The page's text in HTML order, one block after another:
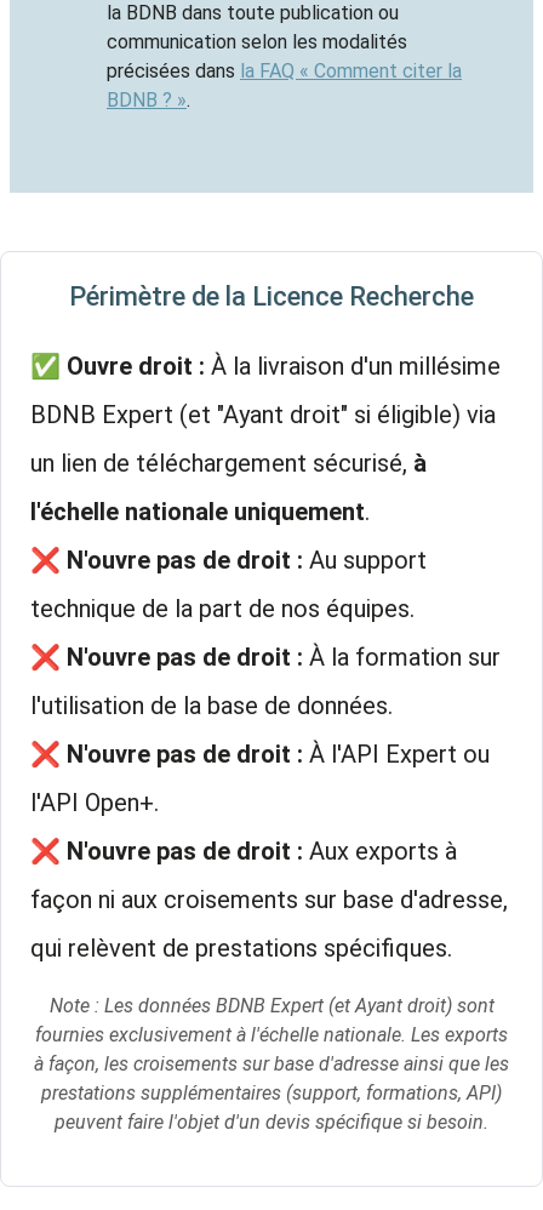
la BDNB dans toute publication ou
communication selon les modalités
précisées dans la FAQ « Comment citer la
BDNB ? ».
Périmètre de la Licence Recherche
✅ Ouvre droit : À la livraison d'un millésime
BDNB Expert (et "Ayant droit" si éligible) via
un lien de téléchargement sécurisé, à
l'échelle nationale uniquement.
❌ N'ouvre pas de droit : Au support
technique de la part de nos équipes.
❌ N'ouvre pas de droit : À la formation sur
l'utilisation de la base de données.
❌ N'ouvre pas de droit : À l'API Expert ou
l'API Open+.
❌ N'ouvre pas de droit : Aux exports à
façon ni aux croisements sur base d'adresse,
qui relèvent de prestations spécifiques.
Note : Les données BDNB Expert (et Ayant droit) sont
fournies exclusivement à l'échelle nationale. Les exports
à façon, les croisements sur base d'adresse ainsi que les
prestations supplémentaires (support, formations, API)
peuvent faire l'objet d'un devis spécifique si besoin.